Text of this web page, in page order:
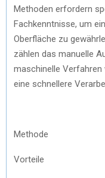
Methoden erfordern
Fachkenntnisse, um
Oberfläche zu
zählen das manuelle
maschinelle Verfahren
eine schnellere
Methode
Vorteile